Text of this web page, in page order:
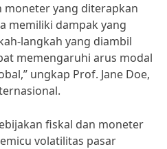
moneter yang diterapkan
memiliki dampak yang
langkah yang diambil
memengaruhi arus modal
ungkap Prof. Jane Doe,
fiskal dan moneter
volatilitas pasar